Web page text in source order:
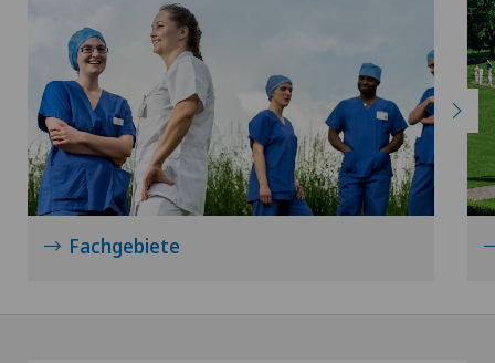
Knochendichtemessung (Osteodensitometrie)
Knorpelschaden
Koloproktologie
Kopfverletzungen
Fachgebiete